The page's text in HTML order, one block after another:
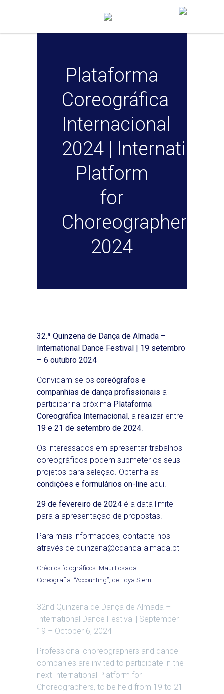
Plataforma
Coreográfica
Internacional
2024 | International
Platform
for
Choreographers
2024
32.ª Quinzena de Dança de Almada –
International Dance Festival | 19 setembro
– 6 outubro 2024
Convidam-se os coreógrafos e
companhias de dança profissionais a
participar na próxima Plataforma
Coreográfica Internacional, a realizar entre
19 e 21 de setembro de 2024.
Os interessados em apresentar trabalhos
coreográficos podem submeter os seus
projetos para seleção. Obtenha as
condições e formulários on-line aqui.
29 de fevereiro de 2024 é a data limite
para a apresentação de propostas.
Para mais informações, contacte-nos
através de quinzena@cdanca-almada.pt
Créditos fotográficos: Maui Losada
Coreografia: “Accounting”, de Edya Stern
32nd Quinzena de Dança de Almada –
International Dance Festival | September
19 – October 6, 2024
Professional choreographers and dance
companies are invited to participate in the
next International Platform for
Choreographers, to be held from 19 to 21